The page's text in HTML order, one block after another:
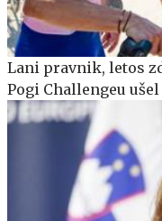
Lani pravnik, letos
Pogi Challengeu ušel